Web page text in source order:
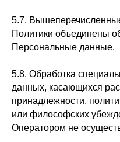
5.7.
Политики объединены
Персональные данные.
5.8. Обработка
данных, касающихся
принадлежности,
или философских
Оператором не